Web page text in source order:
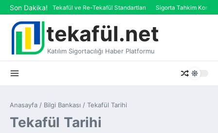
İçeriğe atla
Son Dakika!
AAOIFI’de Tekafül ve Re-Tekafül Standartları Sigorta Tahkim
tekafül.net
Katılım Sigortacılığı Haber Platformu
Anasayfa / Bilgi Bankası / Tekafül Tarihi
Tekafül Tarihi